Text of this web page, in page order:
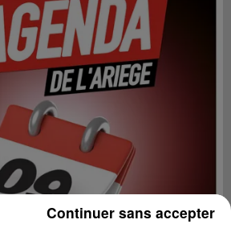
Continuer sans accepter